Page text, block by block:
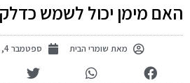
האם מימן יכול לשמש
מאת שומרי הבית ספטמבר 4, 2019